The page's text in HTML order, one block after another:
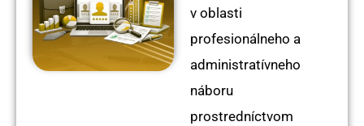
v oblasti
profesionálneho a
administratívneho
náboru
prostredníctvom